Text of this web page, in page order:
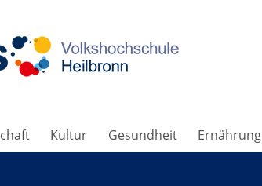
Kultur Gesundheit Ernährung